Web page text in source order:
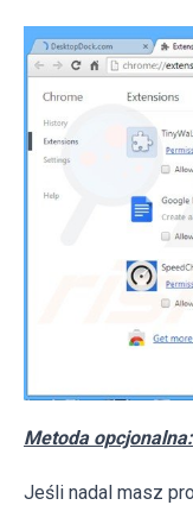
Metoda opcjonalna:
Jeśli nadal masz